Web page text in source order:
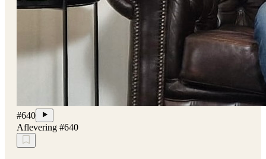
#640
Aflevering #640